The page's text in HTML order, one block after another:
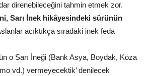
direnebileceğini tahmin etmek zor.
Sarı İnek hikâyesindeki sürünün
acıktıkça sıradaki inek feda
o Sarı İneği (Bank Asya, Boydak, Koza
vd.) vermeyecektik’ denilecek